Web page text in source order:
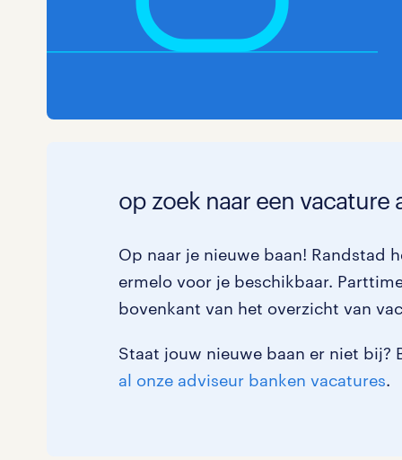
op zoek naar een vacature
Op naar je nieuwe baan! Randstad
ermelo voor je beschikbaar.
bovenkant van het overzicht van
Staat jouw nieuwe baan er niet bij?
al onze adviseur banken vacatures.